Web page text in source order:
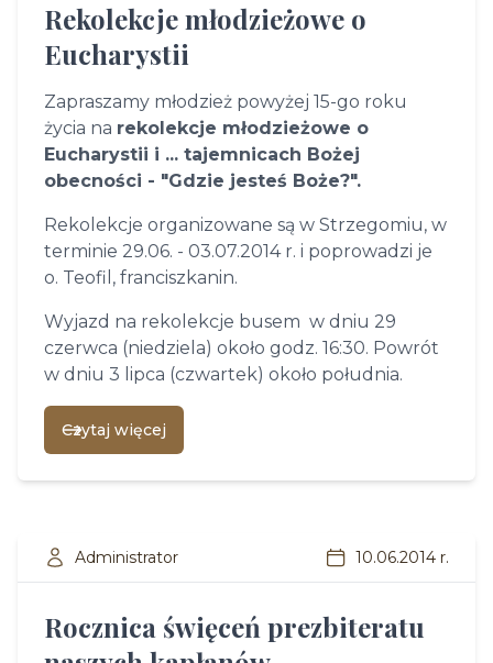
Rekolekcje młodzieżowe o
Eucharystii
Zapraszamy młodzież powyżej 15-go roku
życia na rekolekcje młodzieżowe o
Eucharystii i ... tajemnicach Bożej
obecności - "Gdzie jesteś Boże?".
Rekolekcje organizowane są w Strzegomiu, w
terminie 29.06. - 03.07.2014 r. i poprowadzi je
o. Teofil, franciszkanin.
Wyjazd na rekolekcje busem w dniu 29
czerwca (niedziela) około godz. 16:30. Powrót
w dniu 3 lipca (czwartek) około południa.
Czytaj więcej
Administrator 10.06.2014 r.
Rocznica święceń prezbiteratu